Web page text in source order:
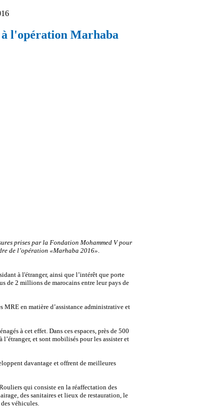
à l'opération Marhaba
prises par la Fondation Mohammed V pour
de l’opération «Marhaba 2016»
à l'étranger, ainsi que l’intérêt que porte
de 2 millions de marocains entre leur pays de
en matière d’assistance administrative et
à cet effet. Dans ces espaces, près de 500
et sont mobilisés pour les assister et
davantage et offrent de meilleures
qui consiste en la réaffectation des
des sanitaires et lieux de restauration, le
véhicules.